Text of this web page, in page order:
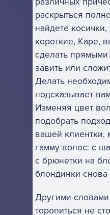
раскрыться
найдете
короткие, Каре,
сделать
завить или
Делать
подсказывает
Изменяя цвет
подобрать
вашей клиентки,
гамму волос: с
с брюнетки на
блондинки снова
Другими
торопиться не